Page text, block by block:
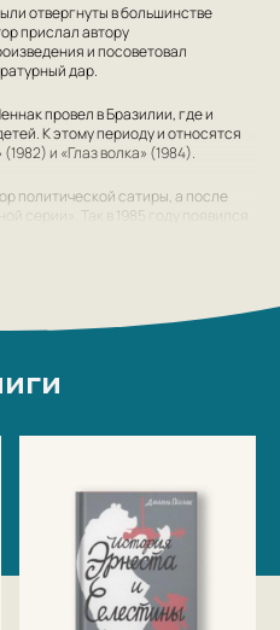
отвергнуты в большинстве
прислал автору
и посоветовал
дар.
провел в Бразилии, где и
К этому периоду и относятся
и «Глаз волка» (1984).
политической сатиры, а после
серии». Так в 1985 году появился
отпущения». За ним
«Маленькая торговка прозой»
юмористическом